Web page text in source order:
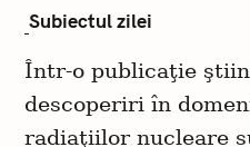
Subiectul zilei
Într-o publicaţie
descoperiri în
radiaţiilor nucleare